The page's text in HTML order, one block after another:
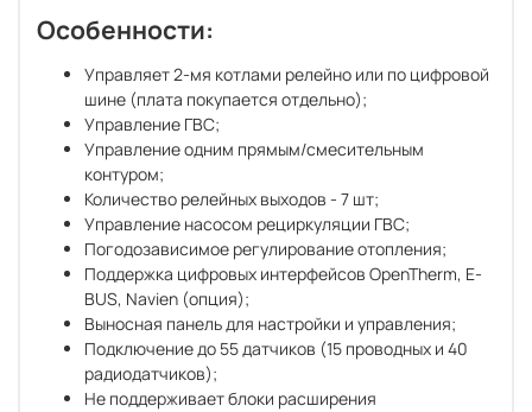
Особенности:
Управляет 2-мя котлами релейно или по цифровой
шине (плата покупается отдельно);
Управление ГВС;
Управление одним прямым/смесительным
контуром;
Количество релейных выходов - 7 шт;
Управление насосом рециркуляции ГВС;
Погодозависимое регулирование отопления;
Поддержка цифровых интерфейсов OpenTherm, E-
BUS, Navien (опция);
Выносная панель для настройки и управления;
Подключение до 55 датчиков (15 проводных и 40
радиодатчиков);
Не поддерживает блоки расширения